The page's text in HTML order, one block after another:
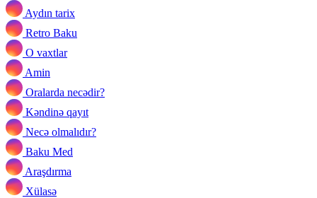
Aydın tarix
Retro Baku
O vaxtlar
Amin
Oralarda necədir?
Kəndinə qayıt
Necə olmalıdır?
Baku Med
Araşdırma
Xülasə